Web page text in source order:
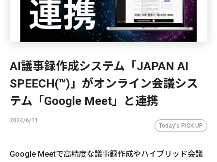
AI議事録作成システム「JAPAN AI
SPEECH(™)」がオンライン会議シス
テム「Google Meet」と連携
2024/6/11
Today's PICK UP
Google Meetで高精度な議事録作成やハイブリッド会議